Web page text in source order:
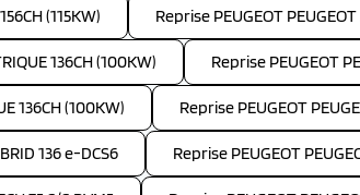
(115KW) Reprise PEUGEOT
136CH (100KW) Reprise PEUGEOT
136CH (100KW) Reprise PEUGEOT
136 e-DCS6 Reprise PEUGEOT